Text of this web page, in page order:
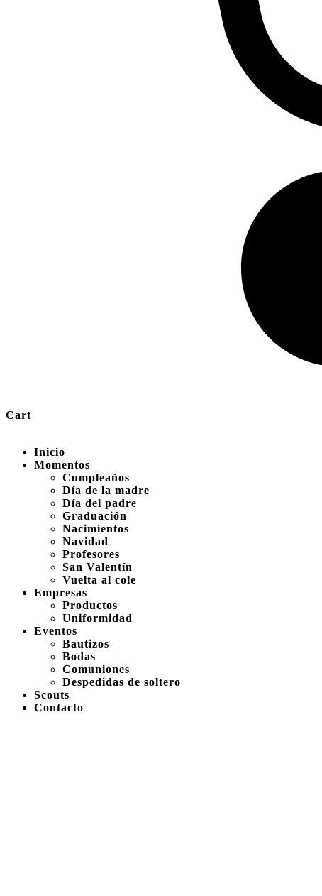
Cart
Inicio
Momentos
Cumpleaños
Día de la madre
Día del padre
Graduación
Nacimientos
Navidad
Profesores
San Valentín
Vuelta al cole
Empresas
Productos
Uniformidad
Eventos
Bautizos
Bodas
Comuniones
Despedidas de soltero
Scouts
Contacto